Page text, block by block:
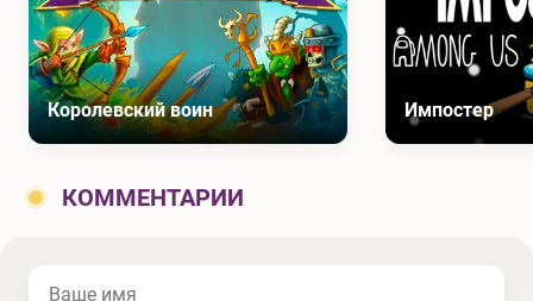
Королевский воин Импостер
КОММЕНТАРИИ